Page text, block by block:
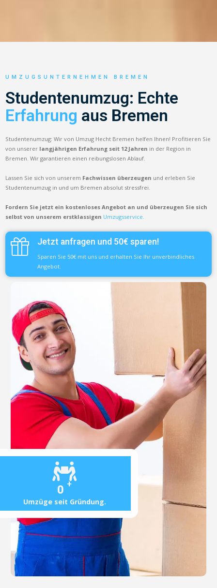
0 +
Umzüge seit Gründung.
UMZUGSUNTERNEHMEN BREMEN
Studentenumzug: Echte
Erfahrung aus Bremen
Studentenumzug: Wir von Umzug Hecht Bremen helfen Ihnen! Profitieren Sie
von unserer langjährigen Erfahrung seit 12 Jahren in der Region in
Bremen. Wir garantieren einen reibungslosen Ablauf.
Lassen Sie sich von unserem Fachwissen überzeugen und erleben Sie
Studentenumzug in und um Bremen absolut stressfrei.
Fordern Sie jetzt ein kostenloses Angebot an und überzeugen Sie sich
selbst von unserem erstklassigen Umzugsservice.
Jetzt anfragen und 50€ sparen!
Sparen Sie 50€ mit uns und erhalten Sie Ihr unverbindliches
Angebot.